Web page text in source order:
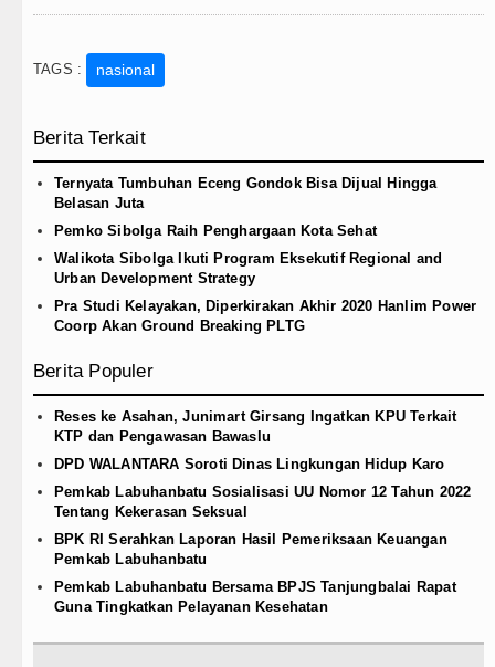
TAGS : nasional
Berita Terkait
Ternyata Tumbuhan Eceng Gondok Bisa Dijual Hingga
Belasan Juta
Pemko Sibolga Raih Penghargaan Kota Sehat
Walikota Sibolga Ikuti Program Eksekutif Regional and
Urban Development Strategy
Pra Studi Kelayakan, Diperkirakan Akhir 2020 Hanlim Power
Coorp Akan Ground Breaking PLTG
Berita Populer
Reses ke Asahan, Junimart Girsang Ingatkan KPU Terkait
KTP dan Pengawasan Bawaslu
DPD WALANTARA Soroti Dinas Lingkungan Hidup Karo
Pemkab Labuhanbatu Sosialisasi UU Nomor 12 Tahun 2022
Tentang Kekerasan Seksual
BPK RI Serahkan Laporan Hasil Pemeriksaan Keuangan
Pemkab Labuhanbatu
Pemkab Labuhanbatu Bersama BPJS Tanjungbalai Rapat
Guna Tingkatkan Pelayanan Kesehatan